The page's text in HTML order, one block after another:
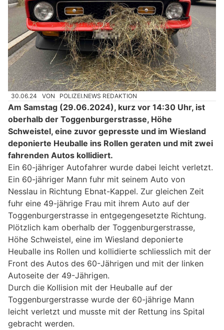
30.06.24 VON POLIZEI.NEWS REDAKTION
Am Samstag (29.06.2024), kurz vor 14:30 Uhr, ist
oberhalb der Toggenburgerstrasse, Höhe
Schweistel, eine zuvor gepresste und im Wiesland
deponierte Heuballe ins Rollen geraten und mit zwei
fahrenden Autos kollidiert.
Ein 60-jähriger Autofahrer wurde dabei leicht verletzt.
Ein 60-jähriger Mann fuhr mit seinem Auto von
Nesslau in Richtung Ebnat-Kappel. Zur gleichen Zeit
fuhr eine 49-jährige Frau mit ihrem Auto auf der
Toggenburgerstrasse in entgegengesetzte Richtung.
Plötzlich kam oberhalb der Toggenburgerstrasse,
Höhe Schweistel, eine im Wiesland deponierte
Heuballe ins Rollen und kollidierte schliesslich mit der
Front des Autos des 60-Jährigen und mit der linken
Autoseite der 49-Jährigen.
Durch die Kollision mit der Heuballe auf der
Toggenburgerstrasse wurde der 60-jährige Mann
leicht verletzt und musste mit der Rettung ins Spital
gebracht werden.